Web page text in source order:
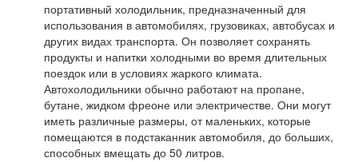
портативный холодильник, предназначенный для
использования в автомобилях, грузовиках, автобусах и
других видах транспорта. Он позволяет сохранять
продукты и напитки холодными во время длительных
поездок или в условиях жаркого климата.
Автохолодильники обычно работают на пропане,
бутане, жидком фреоне или электричестве. Они могут
иметь различные размеры, от маленьких, которые
помещаются в подстаканник автомобиля, до больших,
способных вмещать до 50 литров.